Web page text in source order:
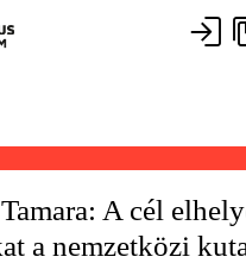
A cél
a nemzetközi